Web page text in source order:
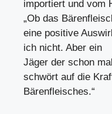
importiert und vom
„Ob das
eine positive
ich nicht. Aber ein
Jäger der schon
schwört auf die
Bärenfleisches.“